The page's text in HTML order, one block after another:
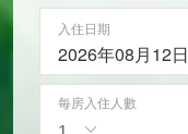
入住日期
2026年08月12日
每房入住人數